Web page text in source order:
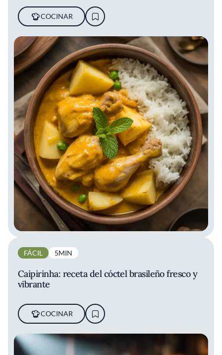
COCINAR
FÁCIL 5MIN
Caipirinha: receta del cóctel brasileño fresco y
vibrante
COCINAR